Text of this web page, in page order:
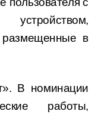
в
В номинации
работы,